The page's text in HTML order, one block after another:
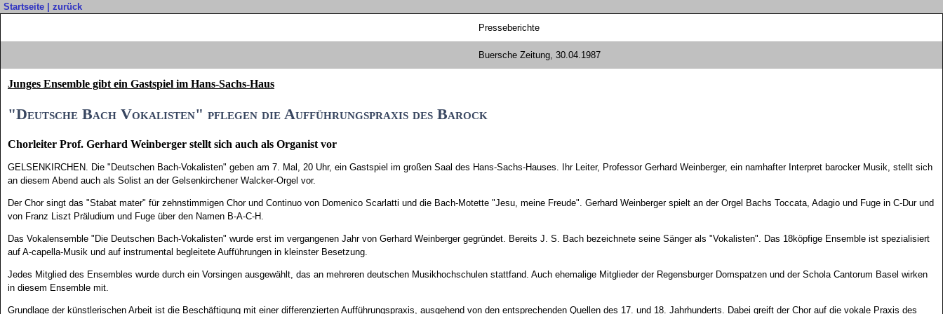
Startseite
zurück
Presseberichte
Buersche Zeitung, 30.04.1987
Junges Ensemble gibt ein Gastspiel im Hans-Sachs-Haus
"Deutsche Bach Vokalisten" pflegen die Aufführungspraxis des Barock
Chorleiter Prof. Gerhard Weinberger stellt sich auch als Organist vor
GELSENKIRCHEN. Die "Deutschen Bach-Vokalisten" geben am 7. Mal, 20 Uhr, ein Gastspiel im großen Saal des Hans-Sachs-Hauses. Ihr Leiter, Professor Gerhard Weinberger, ein namhafter Interpret barocker Musik, stellt sich
an diesem Abend auch als Solist an der Gelsenkirchener Walcker-Orgel vor.
Der Chor singt das "Stabat mater" für zehnstimmigen Chor und Continuo von Domenico Scarlatti und die Bach-Motette "Jesu, meine Freude". Gerhard Weinberger spielt an der Orgel Bachs Toccata, Adagio und Fuge in C-Dur und
von Franz Liszt Präludium und Fuge über den Namen B-A-C-H.
Das Vokalensemble "Die Deutschen Bach-Vokalisten" wurde erst im vergangenen Jahr von Gerhard Weinberger gegründet. Bereits J. S. Bach bezeichnete seine Sänger als "Vokalisten". Das 18köpfige Ensemble ist spezialisiert
auf A-capella-Musik und auf instrumental begleitete Aufführungen in kleinster Besetzung.
Jedes Mitglied des Ensembles wurde durch ein Vorsingen ausgewählt, das an mehreren deutschen Musikhochschulen stattfand. Auch ehemalige Mitglieder der Regensburger Domspatzen und der Schola Cantorum Basel wirken
in diesem Ensemble mit.
Grundlage der künstlerischen Arbeit ist die Beschäftigung mit einer differenzierten Aufführungspraxis, ausgehend von den entsprechenden Quellen des 17. und 18. Jahrhunderts. Dabei greift der Chor auf die vokale Praxis des